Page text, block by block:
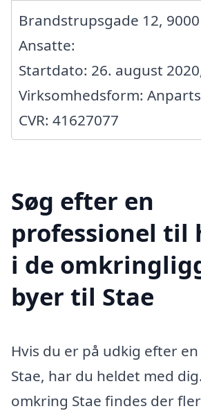
Brandstrupsgade 12,
Ansatte:
Startdato: 26. august
Virksomhedsform:
CVR: 41627077
Søg efter en
professionel til
i de
byer til Stae
Hvis du er på udkig efter
Stae, har du heldet med
omkring Stae findes der